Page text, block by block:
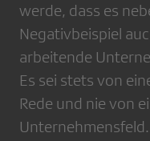
werde, dass es
Negativbeispiel
arbeitende
Es sei stets von
Rede und nie von
Unternehmensfeld.